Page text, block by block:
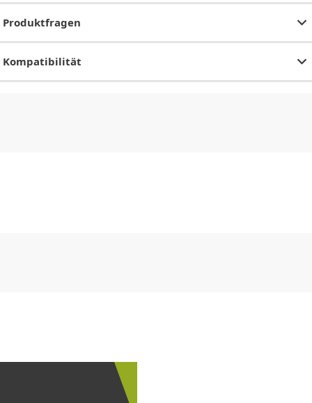
Produktfragen
Kompatibilität